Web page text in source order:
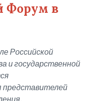
Форум в
Российской
и государственной
представителей